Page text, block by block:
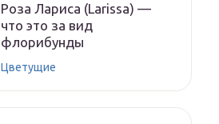
Роза Лариса (Larissa) —
что это за вид
флорибунды
Цветущие